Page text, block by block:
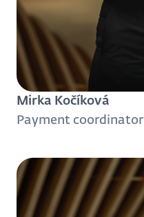
Mirka Kočíková
Payment coordinator